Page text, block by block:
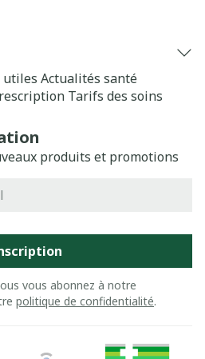
utiles Actualités santé
Tarifs des soins
produits et promotions
vous abonnez à notre
politique de confidentialité.